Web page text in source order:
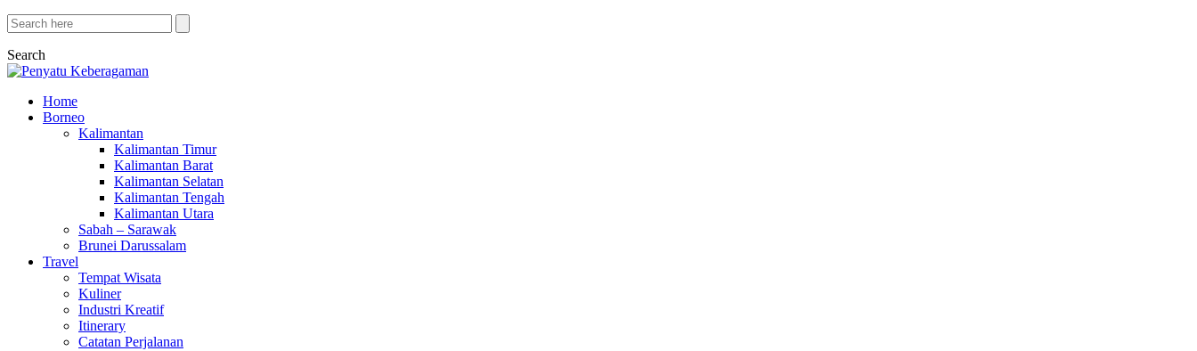
Search
Home
Borneo
Kalimantan
Kalimantan Timur
Kalimantan Barat
Kalimantan Selatan
Kalimantan Tengah
Kalimantan Utara
Sabah – Sarawak
Brunei Darussalam
Travel
Tempat Wisata
Kuliner
Industri Kreatif
Itinerary
Catatan Perjalanan